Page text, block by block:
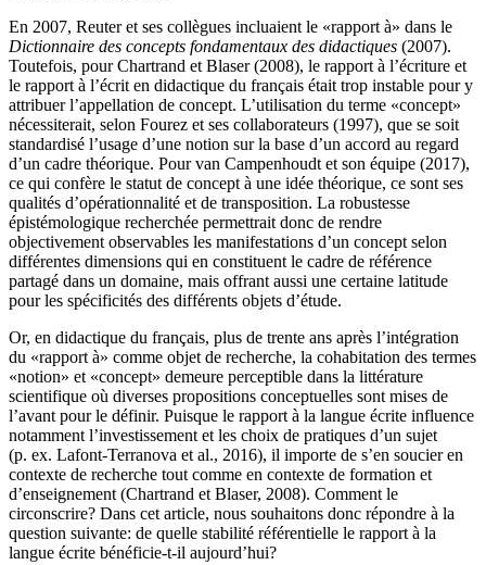
En 2007, Reuter et ses collègues incluaient le «rapport à» dans le
Dictionnaire des concepts fondamentaux des didactiques (2007).
Toutefois, pour Chartrand et Blaser (2008), le rapport à l’écriture et
le rapport à l’écrit en didactique du français était trop instable pour y
attribuer l’appellation de concept. L’utilisation du terme «concept»
nécessiterait, selon Fourez et ses collaborateurs (1997), que se soit
standardisé l’usage d’une notion sur la base d’un accord au regard
d’un cadre théorique. Pour van Campenhoudt et son équipe (2017),
ce qui confère le statut de concept à une idée théorique, ce sont ses
qualités d’opérationnalité et de transposition. La robustesse
épistémologique recherchée permettrait donc de rendre
objectivement observables les manifestations d’un concept selon
différentes dimensions qui en constituent le cadre de référence
partagé dans un domaine, mais offrant aussi une certaine latitude
pour les spécificités des différents objets d’étude.
Or, en didactique du français, plus de trente ans après l’intégration
du «rapport à» comme objet de recherche, la cohabitation des termes
«notion» et «concept» demeure perceptible dans la littérature
scientifique où diverses propositions conceptuelles sont mises de
l’avant pour le définir. Puisque le rapport à la langue écrite influence
notamment l’investissement et les choix de pratiques d’un sujet
(p. ex. Lafont-Terranova et al., 2016), il importe de s’en soucier en
contexte de recherche tout comme en contexte de formation et
d’enseignement (Chartrand et Blaser, 2008). Comment le
circonscrire? Dans cet article, nous souhaitons donc répondre à la
question suivante: de quelle stabilité référentielle le rapport à la
langue écrite bénéficie-t-il aujourd’hui?